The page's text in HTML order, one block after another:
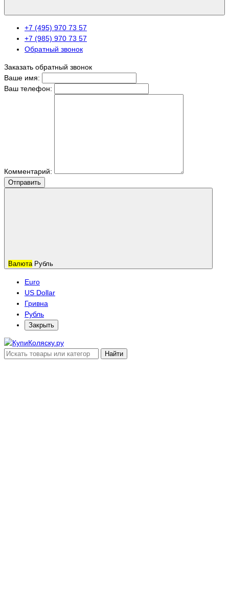
+7 (495) 970 73 57
+7 (985) 970 73 57
Обратный звонок
Заказать обратный звонок
Ваше имя:
Ваш телефон:
Комментарий:
Отправить
Валюта Рубль
Euro
US Dollar
Гривна
Рубль
Закрыть
Найти